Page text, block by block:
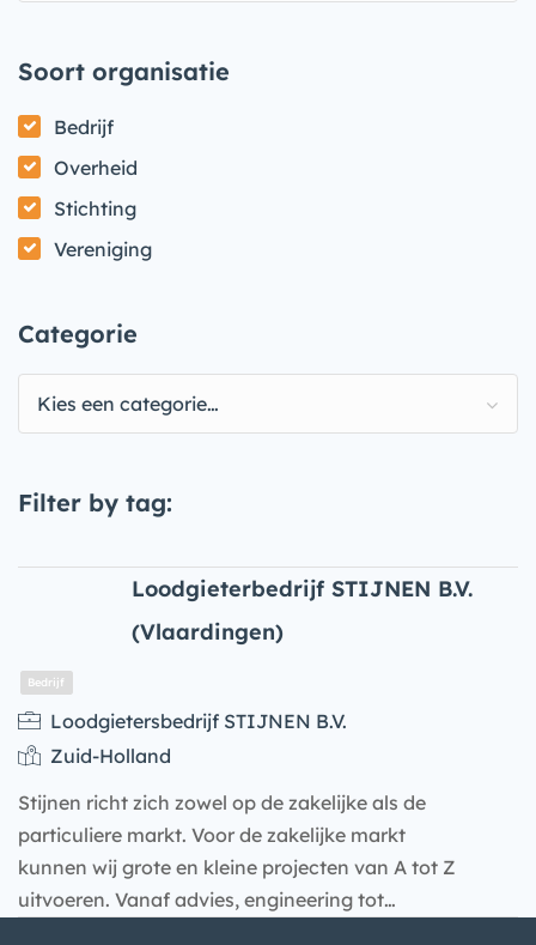
Soort organisatie
Bedrijf
Overheid
Stichting
Vereniging
Categorie
Kies een categorie…
Filter by tag:
Loodgieterbedrijf STIJNEN B.V.
(Vlaardingen)
Loodgietersbedrijf STIJNEN B.V.
Zuid-Holland
Stijnen richt zich zowel op de zakelijke als de
particuliere markt. Voor de zakelijke markt
kunnen wij grote en kleine projecten van A tot Z
uitvoeren. Vanaf advies, engineering tot…